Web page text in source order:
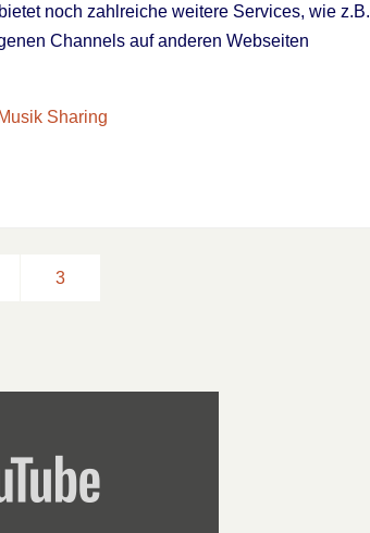
noch zahlreiche weitere Services, wie z.B.
Channels auf anderen Webseiten
Musik Sharing
3